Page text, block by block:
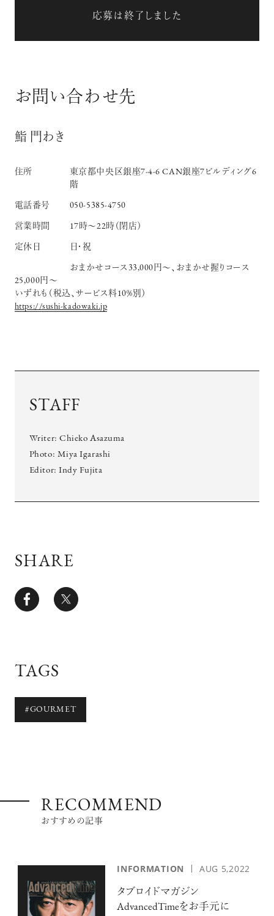
応募は終了しました
お問い合わせ先
鮨 門わき
住所
東京都中央区銀座7-4-6 CAN銀座7ビルディング6
階
電話番号 050-5385-4750
営業時間 17時～22時（閉店）
定休日 日・祝
おまかせコース33,000円～、おまかせ握りコース
25,000円～
いずれも（税込、サービス料10%別）
https://sushi-kadowaki.jp
STAFF
Writer: Chieko Asazuma
Photo: Miya Igarashi
Editor: Indy Fujita
SHARE
TAGS
#GOURMET
RECOMMEND
おすすめの記事
INFORMATION AUG 5,2022
タブロイドマガジン
AdvancedTimeをお手元に